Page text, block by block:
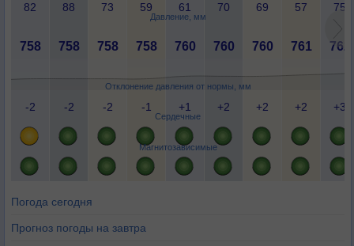
Давление, мм
Отклонение давления от нормы, мм
Сердечные
Магнитозависимые
82 88 73 59 61 70 69 57 75
758 758 758 758 760 760 760 761 762
-2 -2 -2 -1 +1 +2 +2 +2 +3
Погода сегодня
Прогноз погоды на завтра